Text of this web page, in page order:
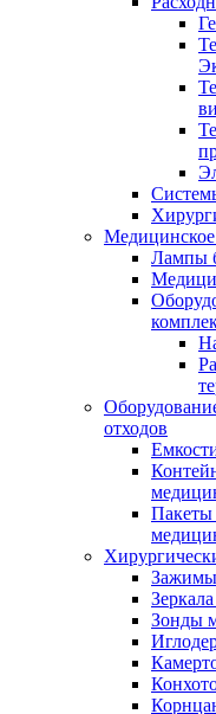
Медицинское
Лампы
отходов
Пакеты
Зонды